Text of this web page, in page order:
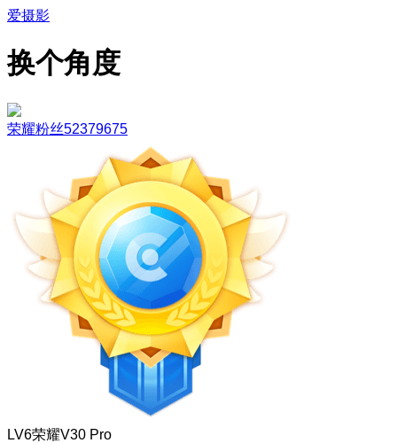
爱摄影
换个角度
荣耀粉丝52379675
LV6荣耀V30 Pro